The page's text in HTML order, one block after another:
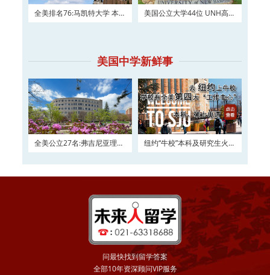
全美排名76:马凯特大学 本科
美国公立大学44位 UNH高三
美国中学新鲜事
全美公立27名:弗吉尼亚理工
纽约“牛校”本科及研究生火热
问最快找到留学答案
全部10年资深顾问VIP服务